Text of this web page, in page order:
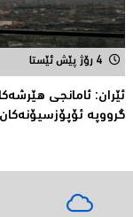
4 رۆژ پێش ئێستا
ئێران: ئامانجى
گرووپە